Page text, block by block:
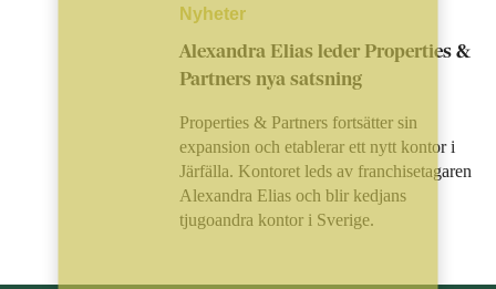
Nyheter
Alexandra Elias leder Properties &
Partners nya satsning
Properties & Partners fortsätter sin
expansion och etablerar ett nytt kontor i
Järfälla. Kontoret leds av franchisetagaren
Alexandra Elias och blir kedjans
tjugoandra kontor i Sverige.